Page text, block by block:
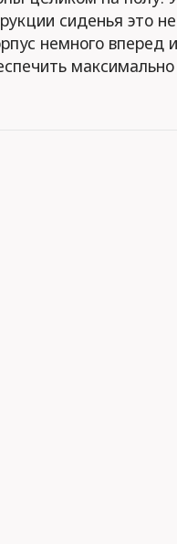
сиденья это
немного вперед
максимально